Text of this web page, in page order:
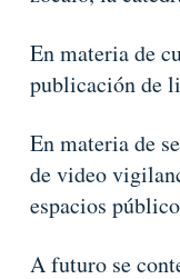
En materia de
publicación de
En materia de
de video
espacios
A futuro se